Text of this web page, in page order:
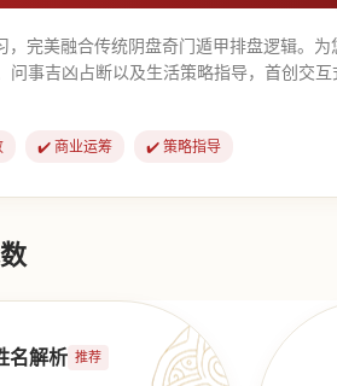
，完美融合传统阴盘奇门遁甲排盘逻辑。为
问事吉凶占断以及生活策略指导，首创交互
✔️ 商业运筹 ✔️ 策略指导
】 【传统奇门
名解析 推荐